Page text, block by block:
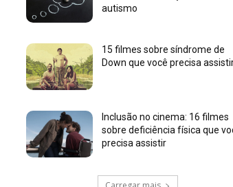
autismo
15 filmes sobre síndrome de
Down que você precisa
Inclusão no cinema: 16 filmes
sobre deficiência física que
precisa assistir